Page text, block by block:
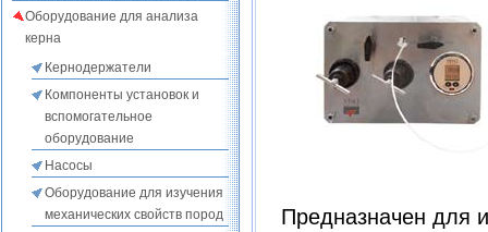
Оборудование для анализа
керна
Кернодержатели
Компоненты установок и
вспомогательное
оборудование
Насосы
Оборудование для изучения
механических свойств пород
Предназначен для